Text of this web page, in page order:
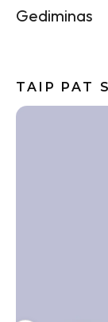
Gediminas
TAIP PAT
Braškių